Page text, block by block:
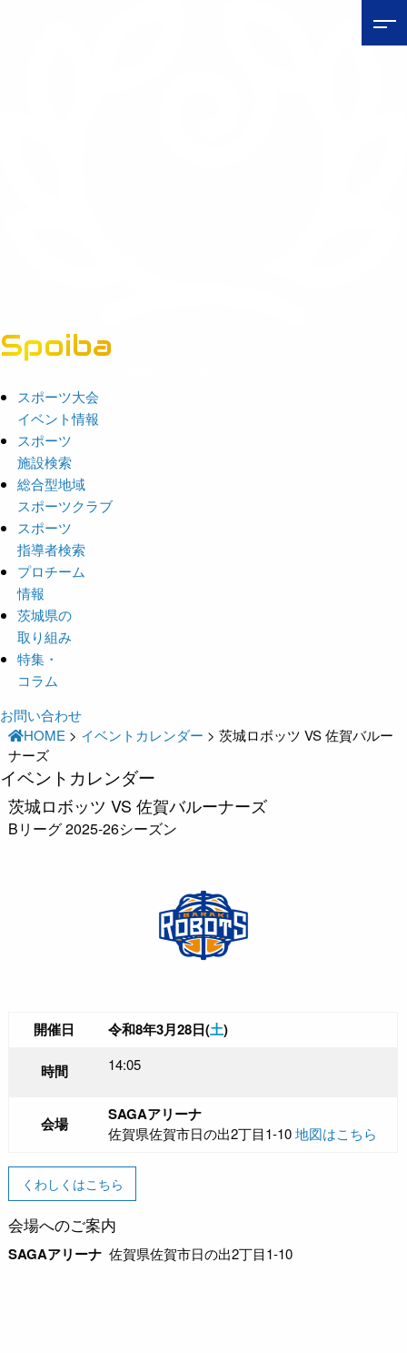
Spoiba
スポーツ大会
イベント情報
スポーツ
施設検索
総合型地域
スポーツクラブ
スポーツ
指導者検索
プロチーム
情報
茨城県の
取り組み
特集・
コラム
お問い合わせ
HOME > イベントカレンダー >茨城ロボッツ VS 佐賀バルー
ナーズ
イベントカレンダー
茨城ロボッツ VS 佐賀バルーナーズ
Bリーグ 2025-26シーズン
開催日 令和8年3月28日(土)
時間 14:05
会場 SAGAアリーナ
佐賀県佐賀市日の出2丁目1-10地図はこちら
くわしくはこちら
会場へのご案内
SAGAアリーナ 佐賀県佐賀市日の出2丁目1-10